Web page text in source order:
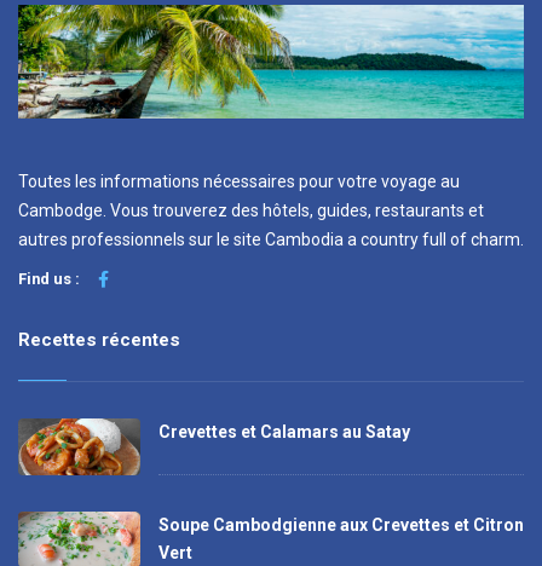
Toutes les informations nécessaires pour votre voyage au
Cambodge. Vous trouverez des hôtels, guides, restaurants et
autres professionnels sur le site Cambodia a country full of charm.
Find us :
Recettes récentes
Crevettes et Calamars au Satay
Soupe Cambodgienne aux Crevettes et Citron
Vert